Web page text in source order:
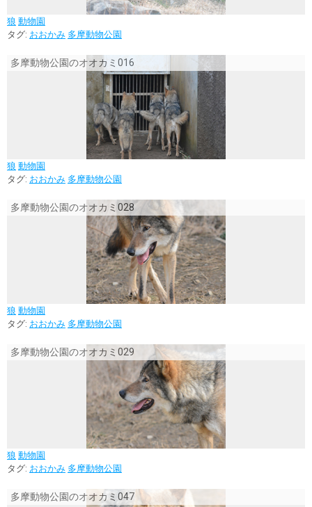
狼 動物園
タグ: おおかみ 多摩動物公園
多摩動物公園のオオカミ016
狼 動物園
タグ: おおかみ 多摩動物公園
多摩動物公園のオオカミ028
狼 動物園
タグ: おおかみ 多摩動物公園
多摩動物公園のオオカミ029
狼 動物園
タグ: おおかみ 多摩動物公園
多摩動物公園のオオカミ047